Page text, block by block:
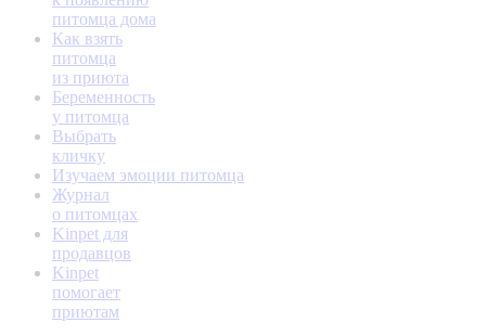
питомца дома
Как взять
питомца
из приюта
Беременность
у питомца
Выбрать
кличку
Изучаем эмоции питомца
Журнал
о питомцах
Kinpet для
продавцов
Kinpet
помогает
приютам